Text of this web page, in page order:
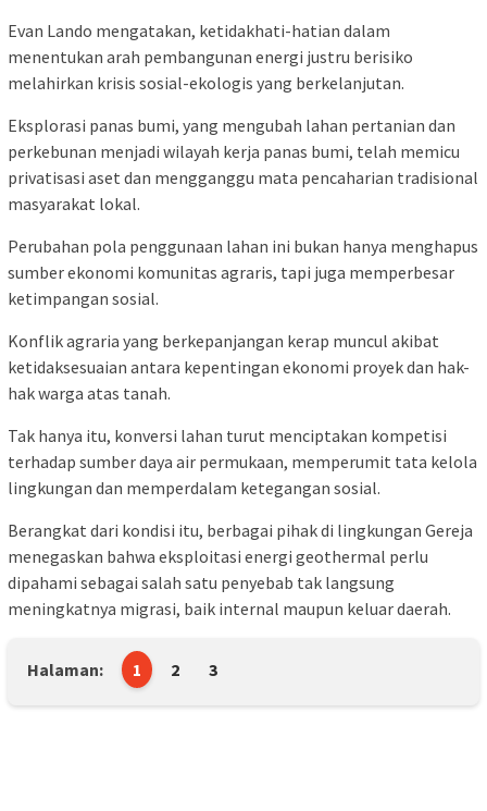
Evan Lando mengatakan, ketidakhati-hatian dalam
menentukan arah pembangunan energi justru berisiko
melahirkan krisis sosial-ekologis yang berkelanjutan.
Eksplorasi panas bumi, yang mengubah lahan pertanian dan
perkebunan menjadi wilayah kerja panas bumi, telah memicu
privatisasi aset dan mengganggu mata pencaharian tradisional
masyarakat lokal.
Perubahan pola penggunaan lahan ini bukan hanya menghapus
sumber ekonomi komunitas agraris, tapi juga memperbesar
ketimpangan sosial.
Konflik agraria yang berkepanjangan kerap muncul akibat
ketidaksesuaian antara kepentingan ekonomi proyek dan hak-
hak warga atas tanah.
Tak hanya itu, konversi lahan turut menciptakan kompetisi
terhadap sumber daya air permukaan, memperumit tata kelola
lingkungan dan memperdalam ketegangan sosial.
Berangkat dari kondisi itu, berbagai pihak di lingkungan Gereja
menegaskan bahwa eksploitasi energi geothermal perlu
dipahami sebagai salah satu penyebab tak langsung
meningkatnya migrasi, baik internal maupun keluar daerah.
Halaman: 1 2 3